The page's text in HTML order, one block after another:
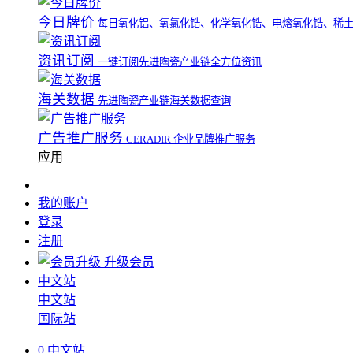
今日牌价 每日氧化铝、氧氯化锆、化学氧化锆、电熔氧化锆、稀
资讯订阅 一键订阅先进陶瓷产业链全方位资讯
海关数据 先进陶瓷产业链海关数据查询
广告推广服务 CERADIR 企业品牌推广服务
应用
我的账户
登录
注册
升级会员
中文站
中文站
国际站